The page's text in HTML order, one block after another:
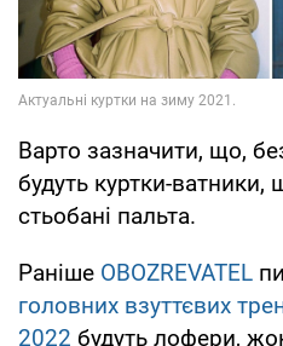
Варто зазначити, що,
будуть куртки-ватники,
стьобані пальта.
Раніше OBOZREVATEL
головних взуттєвих
2022 будуть лофери,